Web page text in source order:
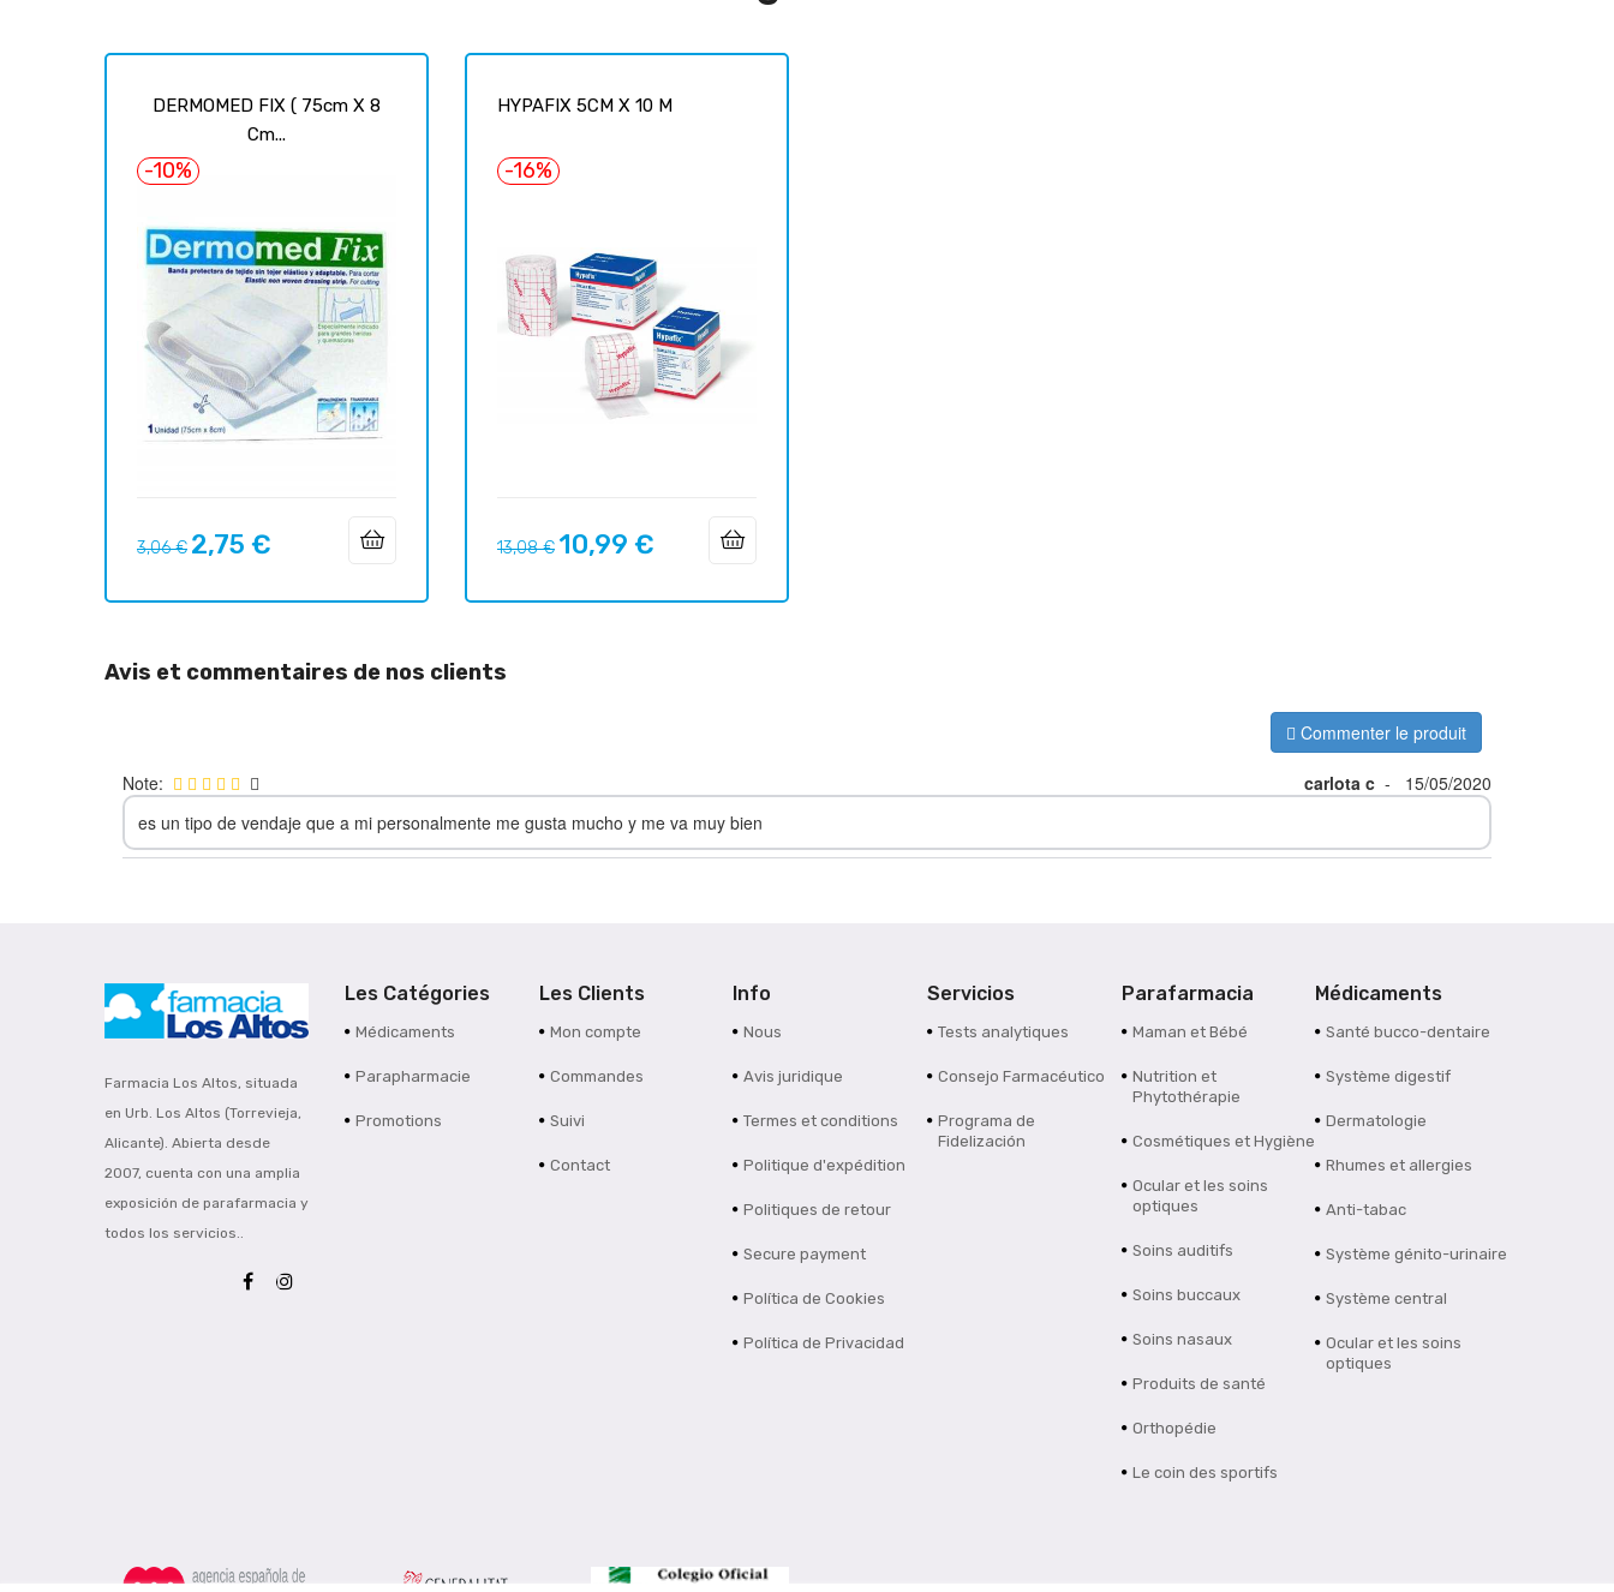
DERMOMED FIX ( 75cm X 8
Cm...
-10%
Prix
3,06 € Prix
2,75 €
HYPAFIX 5CM X 10 M
-16%
Prix
13,08 € Prix
10,99 €
Avis et commentaires de nos clients
Commenter le produit
Note: carlota c -
15/05/2020
es un tipo de vendaje que a mi personalmente me gusta mucho y me va muy bien
Farmacia Los Altos, situada
en Urb. Los Altos (Torrevieja,
Alicante). Abierta desde
2007, cuenta con una amplia
exposición de parafarmacia y
todos los servicios..
Les Catégories
Médicaments
Parapharmacie
Promotions
Les Clients
Mon compte
Commandes
Suivi
Contact
Info
Nous
Avis juridique
Termes et conditions
Politique d'expédition
Politiques de retour
Secure payment
Política de Cookies
Política de Privacidad
Servicios
Tests analytiques
Consejo Farmacéutico
Programa de
Fidelización
Parafarmacia
Maman et Bébé
Nutrition et
Phytothérapie
Cosmétiques et Hygiène
Ocular et les soins
optiques
Soins auditifs
Soins buccaux
Soins nasaux
Produits de santé
Orthopédie
Le coin des sportifs
Médicaments
Santé bucco-dentaire
Système digestif
Dermatologie
Rhumes et allergies
Anti-tabac
Système génito-urinaire
Système central
Ocular et les soins
optiques